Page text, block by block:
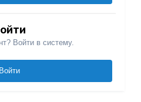
Войти в систему.
Войти